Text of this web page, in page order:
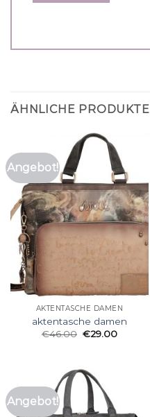
ÄHNLICHE PRODUKTE
Angebot!
AKTENTASCHE DAMEN
aktentasche damen
€46.00 €29.00
Angebot!